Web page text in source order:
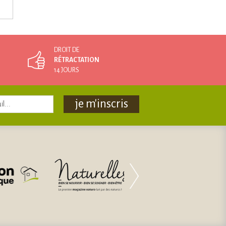
DROIT DE
RÉTRACTATION
14 JOURS
je m'inscris